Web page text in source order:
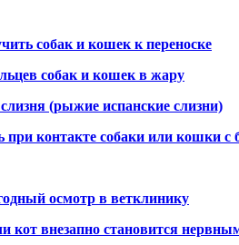
собак и кошек к переноске
собак и кошек в жару
(рыжие испанские слизни)
при контакте собаки или кошки
осмотр в ветклинику
кот внезапно становится